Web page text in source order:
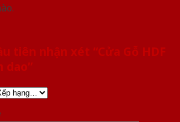
tiên nhận xét “Cửa Gỗ HDF
dao”